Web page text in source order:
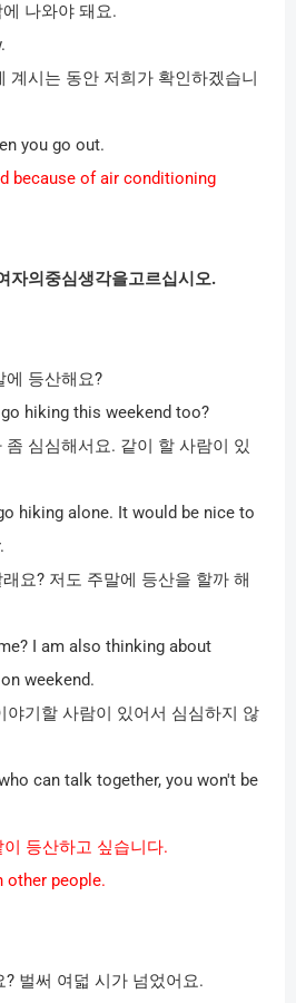
나와야 돼요.
계시는 동안 저희가 확인하겠습니
you go out.
because of air conditioning
자의중심생각을고르십시오.
에 등산해요?
hiking this weekend too?
좀 심심해서요. 같이 할 사람이 있
hiking alone. It would be nice to
요? 저도 주말에 등산을 할까 해
I am also thinking about
weekend.
야기할 사람이 있어서 심심하지 않
can talk together, you won't be
등산하고 싶습니다.
other people.
? 벌써 여덟 시가 넘었어요.